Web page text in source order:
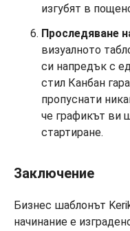
изгубят в
Проследяване
визуалното
си напредък с
стил Канбан
пропуснати
че графикът ви
стартиране.
Заключение
Бизнес шаблонът
начинание е